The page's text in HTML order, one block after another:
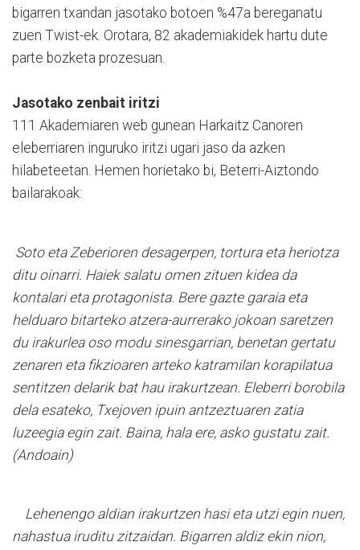
bigarren txandan jasotako botoen %47a bereganatu
zuen Twist-ek. Orotara, 82 akademiakidek hartu dute
parte bozketa prozesuan.
Jasotako zenbait iritzi
111 Akademiaren web gunean Harkaitz Canoren
eleberriaren inguruko iritzi ugari jaso da azken
hilabeteetan. Hemen horietako bi, Beterri-Aiztondo
bailarakoak:
Soto eta Zeberioren desagerpen, tortura eta heriotza
ditu oinarri. Haiek salatu omen zituen kidea da
kontalari eta protagonista. Bere gazte garaia eta
helduaro bitarteko atzera-aurrerako jokoan saretzen
du irakurlea oso modu sinesgarrian, benetan gertatu
zenaren eta fikzioaren arteko katramilan korapilatua
sentitzen delarik bat hau irakurtzean. Eleberri borobila
dela esateko, Txejoven ipuin antzeztuaren zatia
luzeegia egin zait. Baina, hala ere, asko gustatu zait.
(Andoain)
Lehenengo aldian irakurtzen hasi eta utzi egin nuen,
nahastua iruditu zitzaidan. Bigarren aldiz ekin nion,